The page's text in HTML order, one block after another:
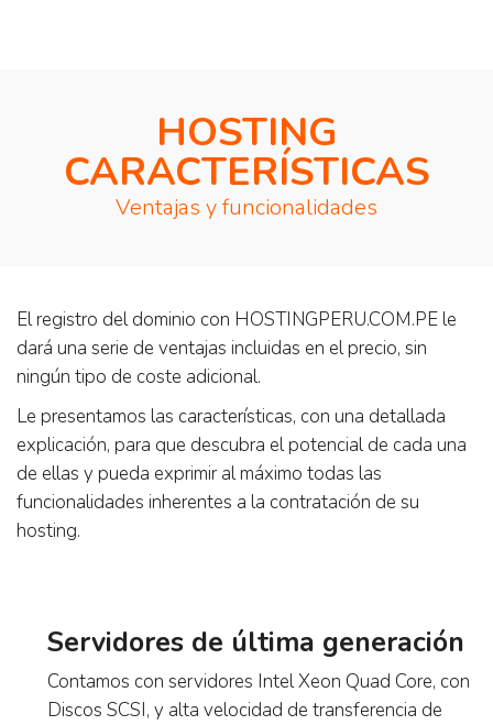
HOSTING
CARACTERÍSTICAS
Ventajas y funcionalidades
El registro del dominio con HOSTINGPERU.COM.PE le
dará una serie de ventajas incluidas en el precio, sin
ningún tipo de coste adicional.
Le presentamos las características, con una detallada
explicación, para que descubra el potencial de cada una
de ellas y pueda exprimir al máximo todas las
funcionalidades inherentes a la contratación de su
hosting.
Servidores de última
generación
Contamos con servidores Intel Xeon Quad Core,